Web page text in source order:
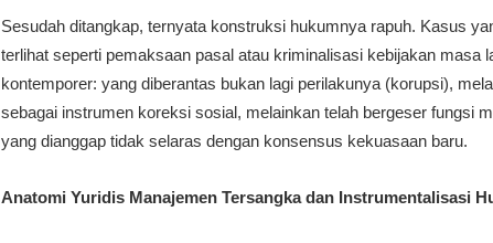
Sesudah ditangkap, ternyata konstruksi hukumnya rapuh. Kasus
terlihat seperti pemaksaan pasal atau kriminalisasi kebijakan masa
kontemporer: yang diberantas bukan lagi perilakunya (korupsi),
sebagai instrumen koreksi sosial, melainkan telah bergeser fungsi
yang dianggap tidak selaras dengan konsensus kekuasaan baru.
Anatomi Yuridis Manajemen Tersangka dan Instrumentalisasi